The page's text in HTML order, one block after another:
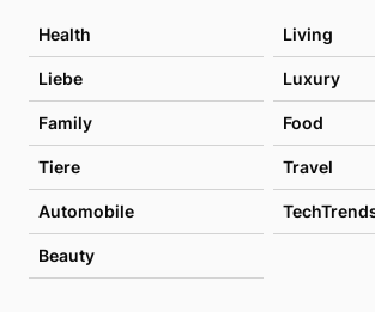
Health Living
Liebe Luxury
Family Food
Tiere Travel
Automobile
Beauty